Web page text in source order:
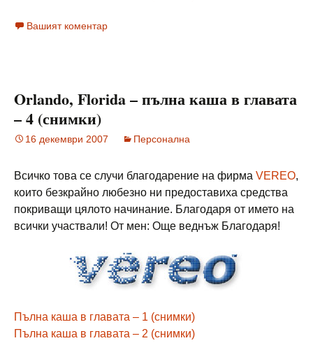
Вашият коментар
Orlando, Florida – пълна каша в главата
– 4 (снимки)
16 декември 2007 Персонална
Всичко това се случи благодарение на фирма VEREO,
които безкрайно любезно ни предоставиха средства
покриващи цялото начинание. Благодаря от името на
всички участвали! От мен: Още веднъж Благодаря!
Пълна каша в главата – 1 (снимки)
Пълна каша в главата – 2 (снимки)